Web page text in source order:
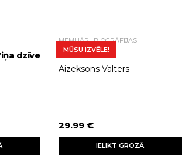
dzīve
MŪSU IZVĒLE!
MEMUĀRI, BIOGRĀFIJAS
Stīvs Džobss
Aizeksons Valters
29.99 €
IELIKT GROZĀ